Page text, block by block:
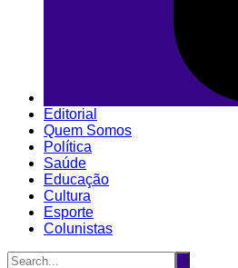
Editorial
Quem Somos
Política
Saúde
Educação
Cultura
Esporte
Colunistas